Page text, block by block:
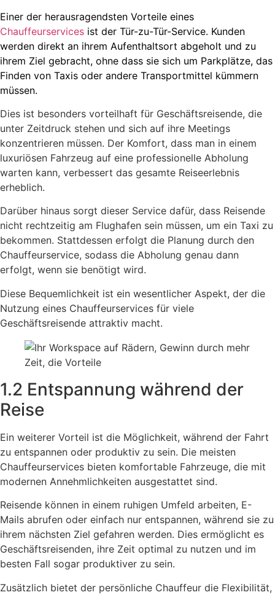
Einer der herausragendsten Vorteile eines
Chauffeurservices ist der Tür-zu-Tür-Service. Kunden
werden direkt an ihrem Aufenthaltsort abgeholt und zu
ihrem Ziel gebracht, ohne dass sie sich um Parkplätze, das
Finden von Taxis oder andere Transportmittel kümmern
müssen.
Dies ist besonders vorteilhaft für Geschäftsreisende, die
unter Zeitdruck stehen und sich auf ihre Meetings
konzentrieren müssen. Der Komfort, dass man in einem
luxuriösen Fahrzeug auf eine professionelle Abholung
warten kann, verbessert das gesamte Reiseerlebnis
erheblich.
Darüber hinaus sorgt dieser Service dafür, dass Reisende
nicht rechtzeitig am Flughafen sein müssen, um ein Taxi zu
bekommen. Stattdessen erfolgt die Planung durch den
Chauffeurservice, sodass die Abholung genau dann
erfolgt, wenn sie benötigt wird.
Diese Bequemlichkeit ist ein wesentlicher Aspekt, der die
Nutzung eines Chauffeurservices für viele
Geschäftsreisende attraktiv macht.
1.2 Entspannung während der
Reise
Ein weiterer Vorteil ist die Möglichkeit, während der Fahrt
zu entspannen oder produktiv zu sein. Die meisten
Chauffeurservices bieten komfortable Fahrzeuge, die mit
modernen Annehmlichkeiten ausgestattet sind.
Reisende können in einem ruhigen Umfeld arbeiten, E-
Mails abrufen oder einfach nur entspannen, während sie zu
ihrem nächsten Ziel gefahren werden. Dies ermöglicht es
Geschäftsreisenden, ihre Zeit optimal zu nutzen und im
besten Fall sogar produktiver zu sein.
Zusätzlich bietet der persönliche Chauffeur die Flexibilität,